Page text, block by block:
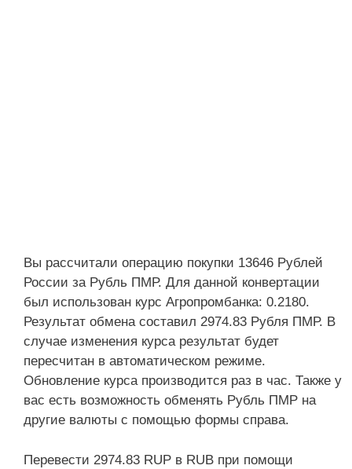
Вы рассчитали операцию покупки 13646 Рублей
России за Рубль ПМР. Для данной конвертации
был использован курс Агропромбанка: 0.2180.
Результат обмена составил 2974.83 Рубля ПМР. В
случае изменения курса результат будет
пересчитан в автоматическом режиме.
Обновление курса производится раз в час. Также у
вас есть возможность обменять Рубль ПМР на
другие валюты с помощью формы справа.
Перевести 2974.83 RUP в RUB при помощи